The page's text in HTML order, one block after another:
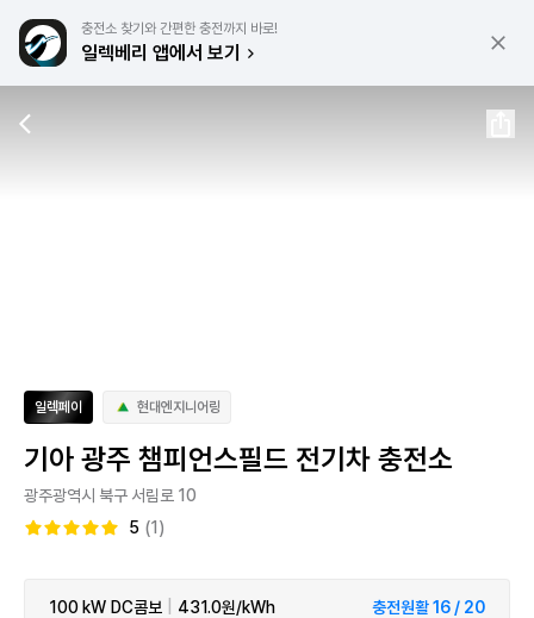
충전소 찾기와 간편한 충전까지 바로!
일렉베리 앱에서 보기
일렉페이 현대엔지니어링
기아 광주 챔피언스필드 전기차 충전소
광주광역시 북구 서림로 10
5 (1)
100 kW DC콤보 431.0원/kWh 충전원활 16 / 20